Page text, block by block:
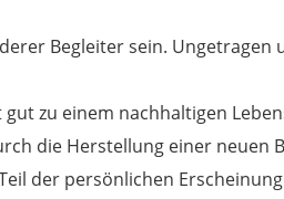
Begleiter sein.
gut zu einem nachhaltigen
die Herstellung einer neuen
der persönlichen